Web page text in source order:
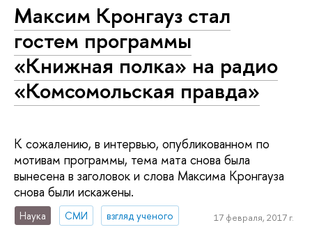
Максим Кронгауз стал
гостем программы
«Книжная полка» на радио
«Комсомольская правда»
К сожалению, в интервью, опубликованном по
мотивам программы, тема мата снова была
вынесена в заголовок и слова Максима Кронгауза
снова были искажены.
Наука СМИ взгляд ученого 17 февраля, 2017 г.